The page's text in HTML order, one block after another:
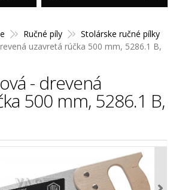
Ručné píly
Stolárske ručné pílky
uzavretá rúčka 500 mm, 5286.1 B,
- drevená
500 mm, 5286.1 B,